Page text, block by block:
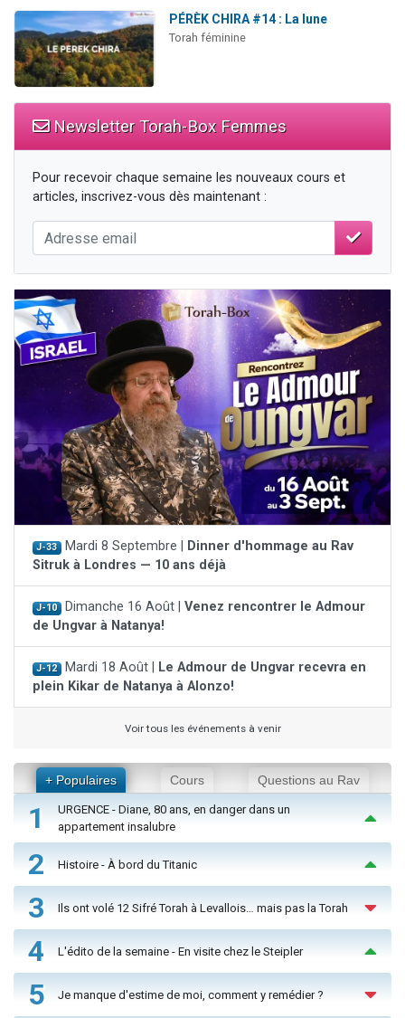
PÉRÈK CHIRA #14 : La lune
Torah féminine
Newsletter Torah-Box Femmes
Pour recevoir chaque semaine les nouveaux cours et
articles, inscrivez-vous dès maintenant :
J-33 Mardi 8 Septembre | Dinner d'hommage au Rav
Sitruk à Londres — 10 ans déjà
J-10 Dimanche 16 Août | Venez rencontrer le Admour
de Ungvar à Natanya!
J-12 Mardi 18 Août | Le Admour de Ungvar recevra en
plein Kikar de Natanya à Alonzo!
Voir tous les événements à venir
+ Populaires Cours Questions au Rav
1
URGENCE - Diane, 80 ans, en danger dans un
appartement insalubre
2 Histoire - À bord du Titanic
3 Ils ont volé 12 Sifré Torah à Levallois… mais pas la Torah
4 L'édito de la semaine - En visite chez le Steipler
5 Je manque d'estime de moi, comment y remédier ?